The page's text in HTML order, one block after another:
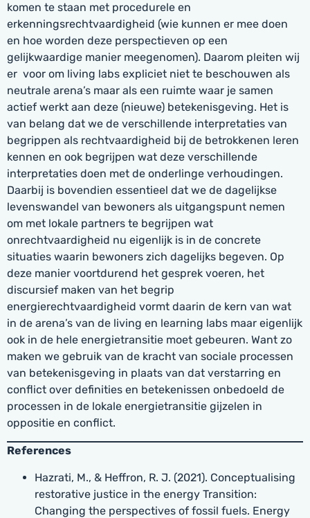
komen te staan met procedurele en
erkenningsrechtvaardigheid (wie kunnen er mee doen
en hoe worden deze perspectieven op een
gelijkwaardige manier meegenomen). Daarom pleiten wij
er voor om living labs expliciet niet te beschouwen als
neutrale arena’s maar als een ruimte waar je samen
actief werkt aan deze (nieuwe) betekenisgeving. Het is
van belang dat we de verschillende interpretaties van
begrippen als rechtvaardigheid bij de betrokkenen leren
kennen en ook begrijpen wat deze verschillende
interpretaties doen met de onderlinge verhoudingen.
Daarbij is bovendien essentieel dat we de dagelijkse
levenswandel van bewoners als uitgangspunt nemen
om met lokale partners te begrijpen wat
onrechtvaardigheid nu eigenlijk is in de concrete
situaties waarin bewoners zich dagelijks begeven. Op
deze manier voortdurend het gesprek voeren, het
discursief maken van het begrip
energierechtvaardigheid vormt daarin de kern van wat
in de arena’s van de living en learning labs maar eigenlijk
ook in de hele energietransitie moet gebeuren. Want zo
maken we gebruik van de kracht van sociale processen
van betekenisgeving in plaats van dat verstarring en
conflict over definities en betekenissen onbedoeld de
processen in de lokale energietransitie gijzelen in
oppositie en conflict.
References
Hazrati, M., & Heffron, R. J. (2021). Conceptualising
restorative justice in the energy Transition:
Changing the perspectives of fossil fuels. Energy